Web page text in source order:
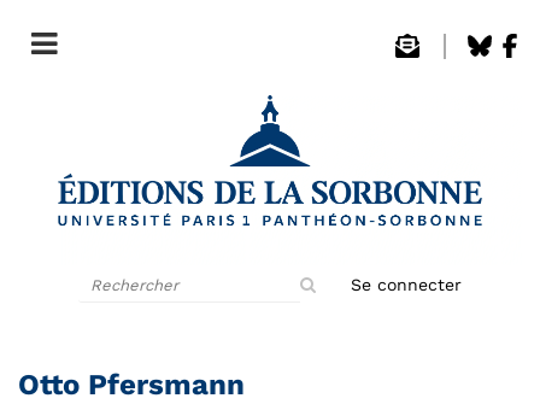
Se connecter
Otto Pfersmann